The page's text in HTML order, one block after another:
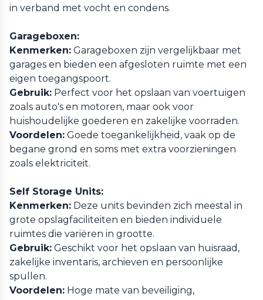
in verband met vocht en condens.
Garageboxen:
Kenmerken: Garageboxen zijn vergelijkbaar met
garages en bieden een afgesloten ruimte met een
eigen toegangspoort.
Gebruik: Perfect voor het opslaan van voertuigen
zoals auto's en motoren, maar ook voor
huishoudelijke goederen en zakelijke voorraden.
Voordelen: Goede toegankelijkheid, vaak op de
begane grond en soms met extra voorzieningen
zoals elektriciteit.
Self Storage Units:
Kenmerken: Deze units bevinden zich meestal in
grote opslagfaciliteiten en bieden individuele
ruimtes die variëren in grootte.
Gebruik: Geschikt voor het opslaan van huisraad,
zakelijke inventaris, archieven en persoonlijke
spullen.
Voordelen: Hoge mate van beveiliging,